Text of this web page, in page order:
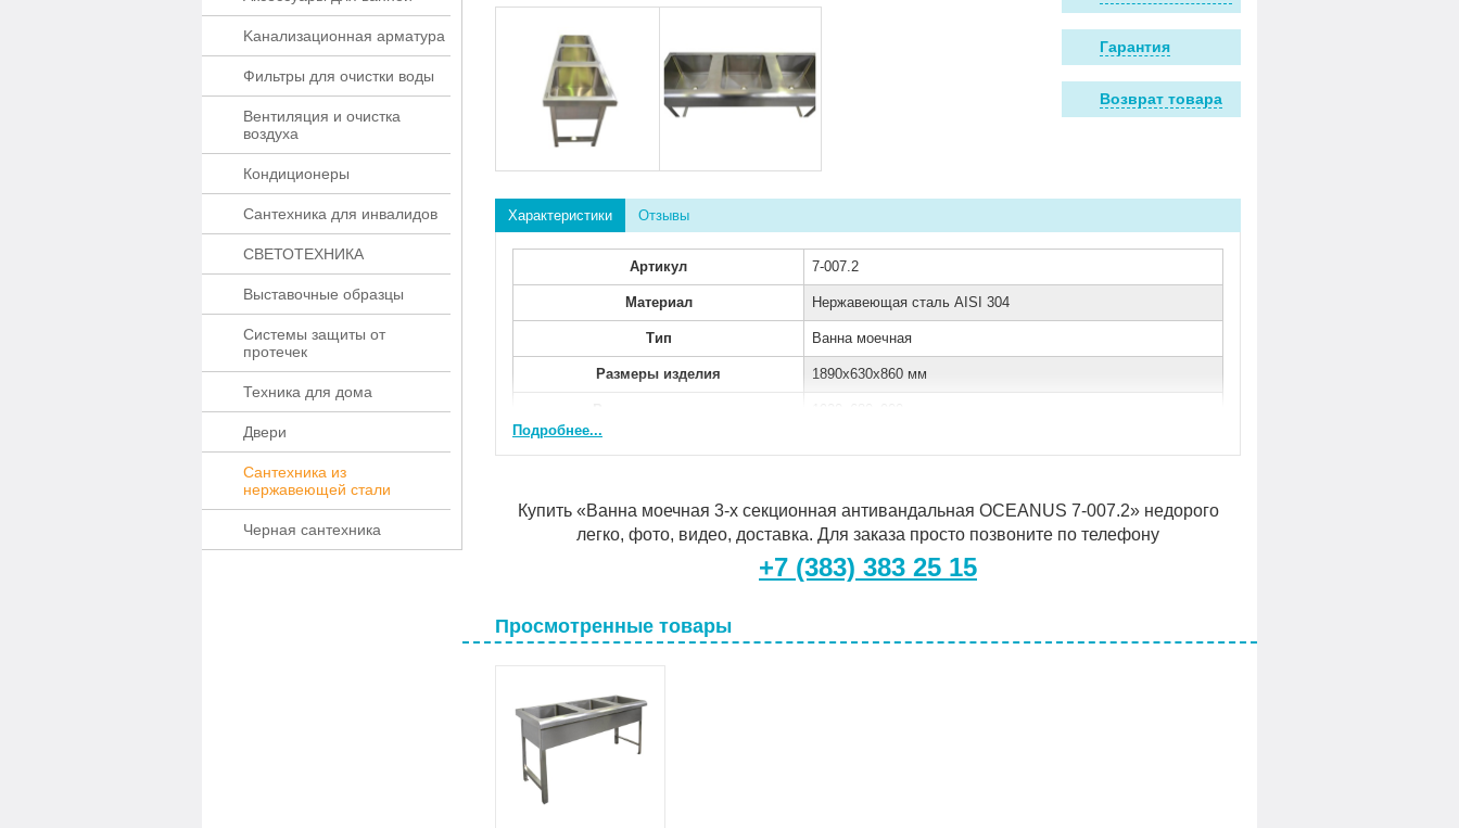
Kaнaлизaционнaя apматypa
Фильтры для очистки воды
Вентиляция и очистка
воздуха
Кондиционеры
Сантехника для инвалидов
СВЕТОТЕХНИКА
Выставочные образцы
Системы защиты от
протечек
Техника для дома
Двери
Сантехника из
нержавеющей стали
Черная сантехника
Гарантия
Возврат товара
Характеристики Отзывы
Артикул 7-007.2
Материал Нержавеющая сталь AISI 304
Тип Ванна моечная
Размеры изделия 1890х630х860 мм
Вес (нетто/брутто) 59,6 / 63,1 кг
Подробнее...
Купить «Ванна моечная 3-х секционная антивандальная OCEANUS 7-007.2» недорого
легко, фото, видео, доставка. Для заказа просто позвоните по телефону
+7 (383) 383 25 15
Просмотренные товары